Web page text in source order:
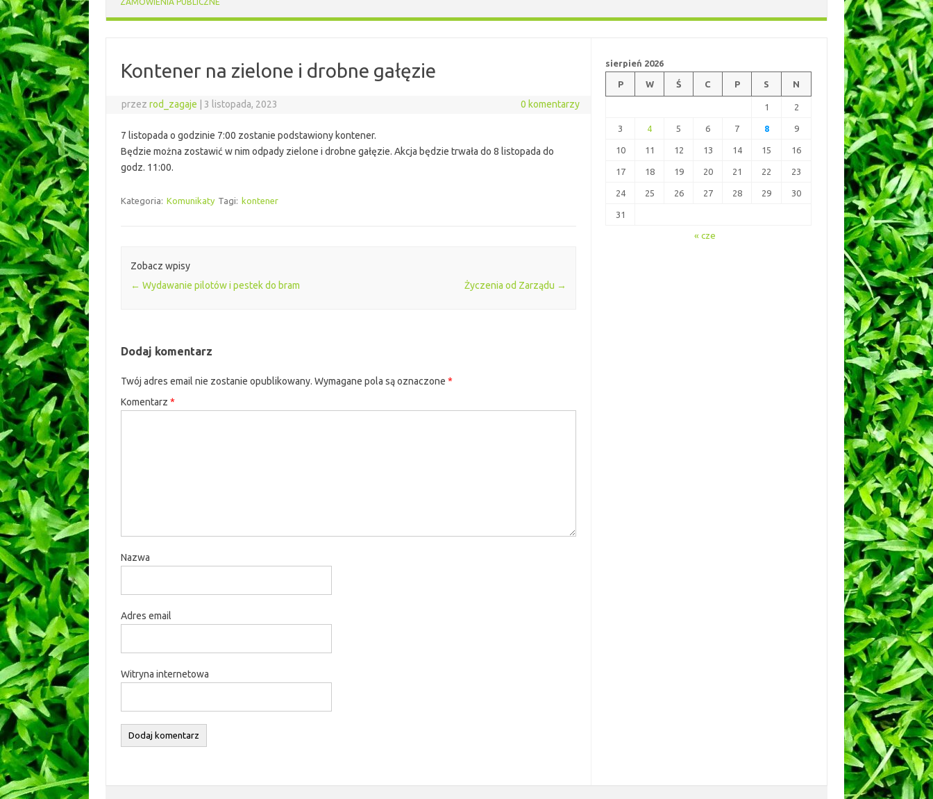
Kontener na zielone i drobne gałęzie
przezrod_zagaje 3 listopada, 2023 0 komentarzy
7 listopada o godzinie 7:00 zostanie podstawiony kontener.
Będzie można zostawić w nim odpady zielone i drobne gałęzie. Akcja będzie trwała do 8 listopada do
godz. 11:00.
Kategoria: Komunikaty Tagi: kontener
Zobacz wpisy
← Wydawanie pilotów i pestek do bram Życzenia od Zarządu →
Dodaj komentarz
Twój adres email nie zostanie opublikowany. Wymagane pola są oznaczone *
Komentarz *
Nazwa
Adres email
Witryna internetowa
sierpień 2026
P W Ś C P S N
1 2
3 4 5 6 7 8 9
10 11 12 13 14 15 16
17 18 19 20 21 22 23
24 25 26 27 28 29 30
31
« cze